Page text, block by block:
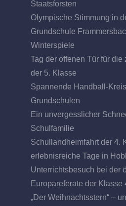
Staatsforsten
Olympische Stimmung in
Grundschule
Winterspiele
Tag der offenen Tür für
der 5. Klasse
Spannende Handball-
Grundschulen
Ein unvergesslicher
Schulfamilie
Schullandheimfahrt der 4.
erlebnisreiche Tage in
Unterrichtsbesuch bei der
Europareferate der Klasse
„Der Weihnachtsstern“ –